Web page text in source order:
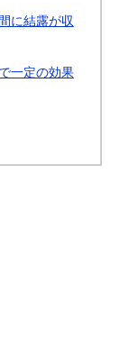
に結露が収
一定の効果